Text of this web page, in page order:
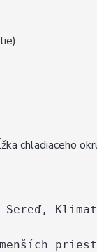
chladiaceho